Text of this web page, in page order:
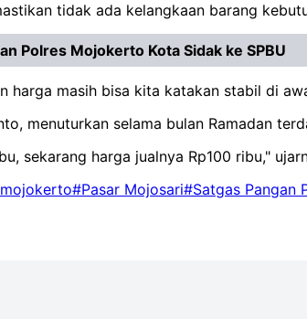
tidak ada kelangkaan barang
Polres Mojokerto Kota Sidak ke SPBU
harga masih bisa kita katakan stabil di
menuturkan selama bulan Ramadan
sekarang harga jualnya Rp100 ribu,"
#Pasar Mojosari#Satgas Pangan